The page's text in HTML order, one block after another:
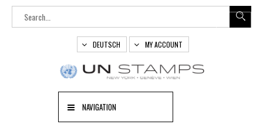
DEUTSCH MY ACCOUNT
NAVIGATION